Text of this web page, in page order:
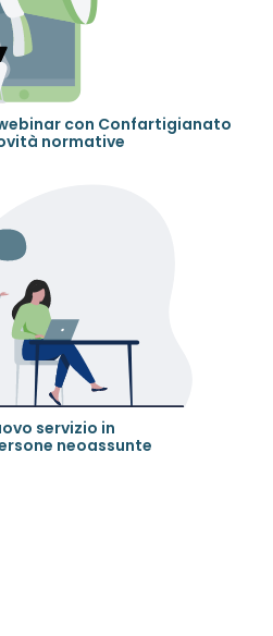
con Confartigianato
normative
servizio in
neoassunte